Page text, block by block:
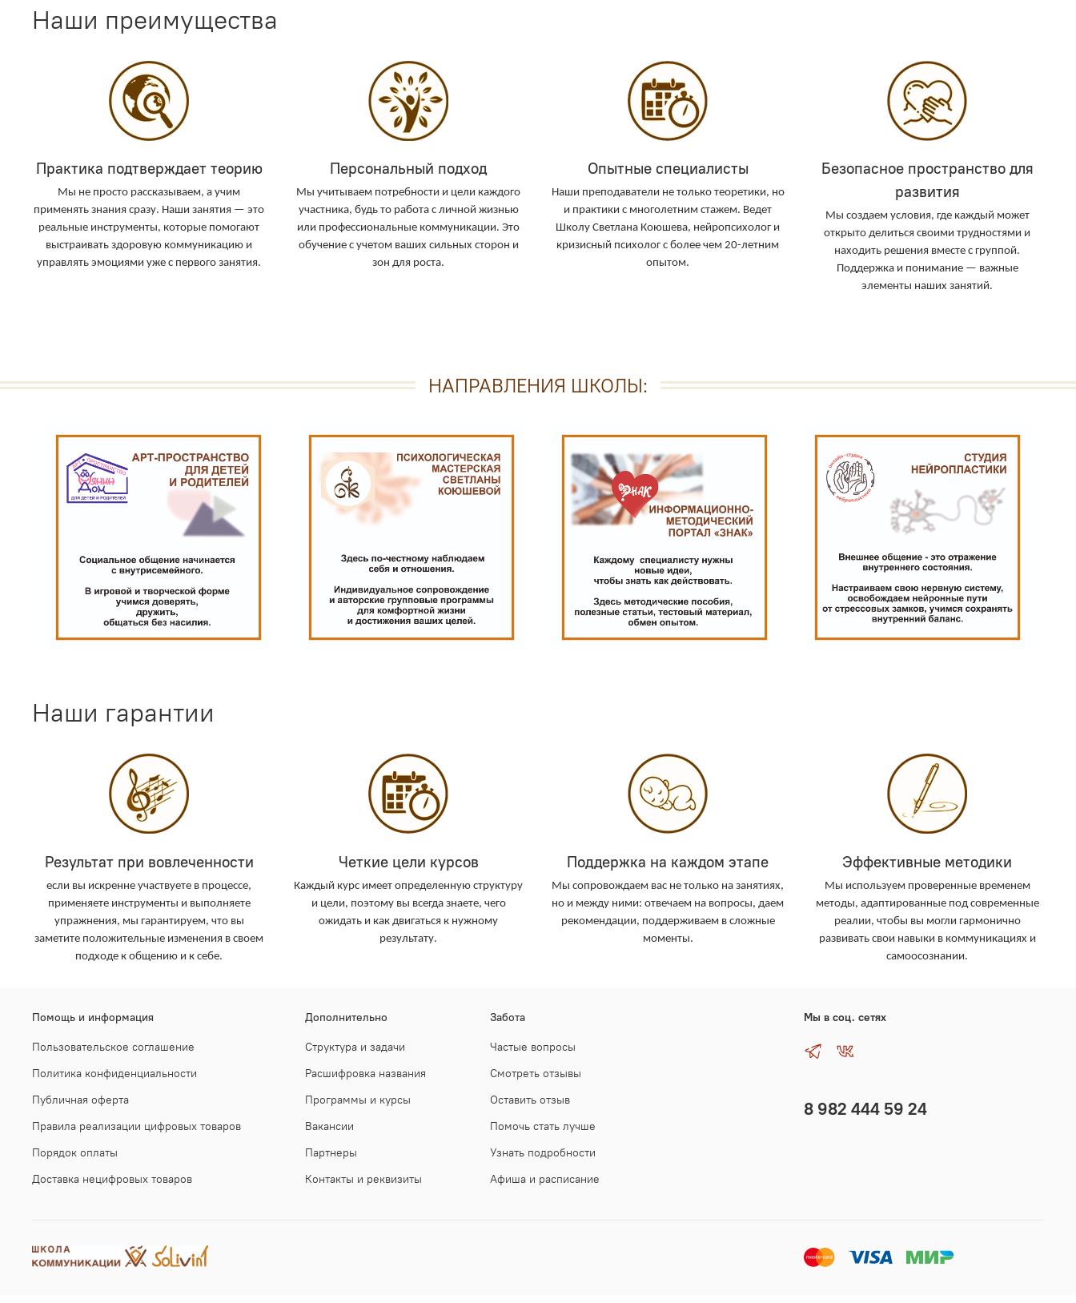
Наши преимущества
Практика подтверждает теорию
Мы не просто рассказываем, а учим
применять знания сразу. Наши занятия — это
реальные инструменты, которые помогают
выстраивать здоровую коммуникацию и
управлять эмоциями уже с первого занятия.
Персональный подход
Мы учитываем потребности и цели каждого
участника, будь то работа с личной жизнью
или профессиональные коммуникации. Это
обучение с учетом ваших сильных сторон и
зон для роста.
Опытные специалисты
Наши преподаватели не только теоретики, но
и практики с многолетним стажем. Ведет
Школу Светлана Коюшева, нейропсихолог и
кризисный психолог с более чем 20-летним
опытом.
Безопасное пространство для
развития
Мы создаем условия, где каждый может
открыто делиться своими трудностями и
находить решения вместе с группой.
Поддержка и понимание — важные
элементы наших занятий.
НАПРАВЛЕНИЯ ШКОЛЫ:
Наши гарантии
Результат при вовлеченности
если вы искренне участвуете в процессе,
применяете инструменты и выполняете
упражнения, мы гарантируем, что вы
заметите положительные изменения в своем
подходе к общению и к себе.
Четкие цели курсов
Каждый курс имеет определенную структуру
и цели, поэтому вы всегда знаете, чего
ожидать и как двигаться к нужному
результату.
Поддержка на каждом этапе
Мы сопровождаем вас не только на занятиях,
но и между ними: отвечаем на вопросы, даем
рекомендации, поддерживаем в сложные
моменты.
Эффективные методики
Мы используем проверенные временем
методы, адаптированные под современные
реалии, чтобы вы могли гармонично
развивать свои навыки в коммуникациях и
самоосознании.
Помощь и информация
Пользовательское соглашение
Политика конфиденциальности
Публичная оферта
Правила реализации цифровых товаров
Порядок оплаты
Доставка нецифровых товаров
Дополнительно
Структура и задачи
Расшифровка названия
Программы и курсы
Вакансии
Партнеры
Контакты и реквизиты
Забота
Частые вопросы
Смотреть отзывы
Оставить отзыв
Помочь стать лучше
Узнать подробности
Афиша и расписание
Мы в соц. сетях
8 982 444 59 24